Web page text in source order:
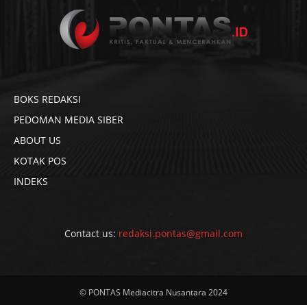
BOKS REDAKSI
PEDOMAN MEDIA SIBER
ABOUT US
KOTAK POS
INDEKS
Contact us: redaksi.pontas@gmail.com
© PONTAS Mediacitra Nusantara 2024